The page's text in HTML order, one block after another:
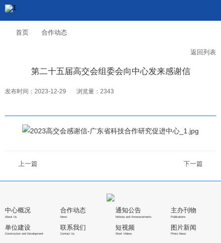
首页 合作动态
返回列表
第二十五届高交会组委会向中心发来感谢信
发布时间：2023-12-29 浏览量：2343
上一篇 下一篇
中心概况
About Us
合作动态
News
通知公告
Notices and Announcements
主办刊物
Publications
单位建设
Construction and Development
联系我们
Contact Us
短视频
Short Videos
图片新闻
Photo News